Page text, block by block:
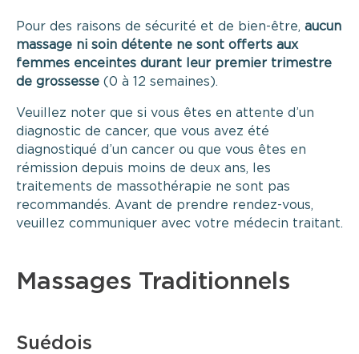
Pour des raisons de sécurité et de bien-être, aucun
massage ni soin détente ne sont offerts aux
femmes enceintes durant leur premier trimestre
de grossesse (0 à 12 semaines).
Veuillez noter que si vous êtes en attente d’un
diagnostic de cancer, que vous avez été
diagnostiqué d’un cancer ou que vous êtes en
rémission depuis moins de deux ans, les
traitements de massothérapie ne sont pas
recommandés. Avant de prendre rendez-vous,
veuillez communiquer avec votre médecin traitant.
Massages Traditionnels
Suédois